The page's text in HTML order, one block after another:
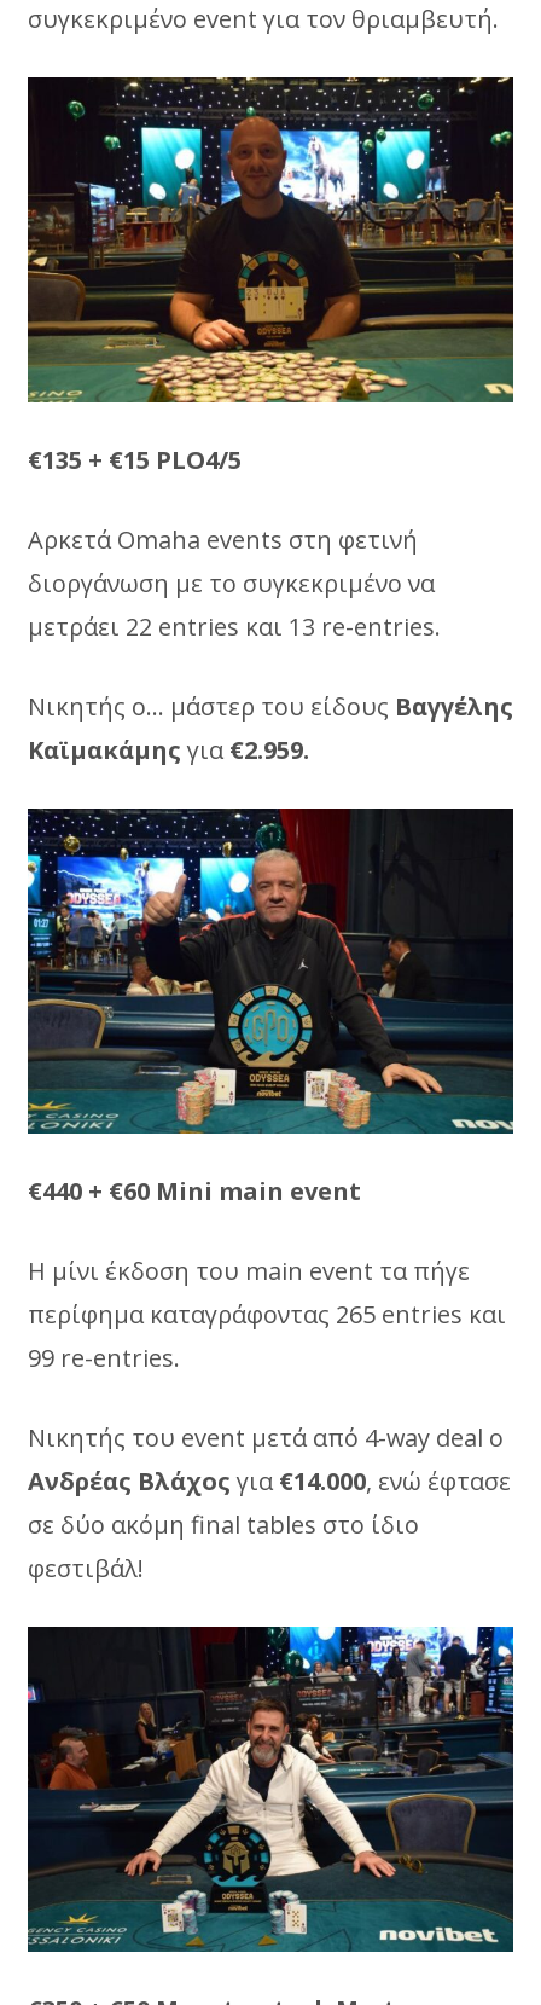
συγκεκριμένο event για τον θριαμβευτή.
€135 + €15 PLO4/5
Αρκετά Omaha events στη φετινή
διοργάνωση με το συγκεκριμένο να
μετράει 22 entries και 13 re-entries.
Νικητής ο… μάστερ του είδους Βαγγέλης
Καϊμακάμηςγια€2.959.
€440 + €60 Μini main event
Η μίνι έκδοση του main event τα πήγε
περίφημα καταγράφοντας 265 entries και
99 re-entries.
Nικητής του event μετά από 4-way deal o
Ανδρέας Βλάχοςγια €14.000, ενώ έφτασε
σε δύο ακόμη final tables στο ίδιο
φεστιβάλ!